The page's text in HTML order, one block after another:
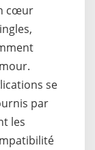
cœur
se
par
les